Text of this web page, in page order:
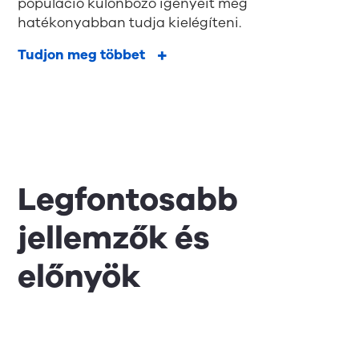
hatékonyabban tudja kielégíteni.
Tudjon meg többet
Legfontosabb
jellemzők és
előnyök